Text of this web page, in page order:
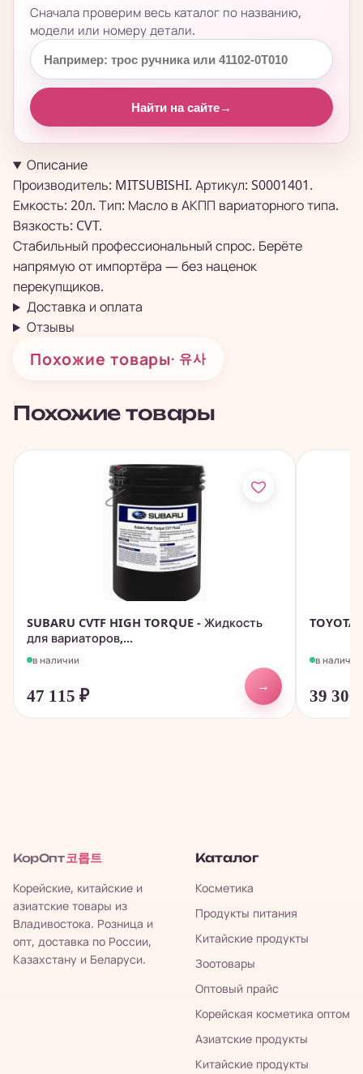
Сначала проверим весь каталог по названию,
модели или номеру детали.
Найти на сайте→
Описание
Производитель: MITSUBISHI. Артикул: S0001401.
Емкость: 20л. Тип: Масло в АКПП вариаторного типа.
Вязкость: CVT.
Стабильный профессиональный спрос. Берёте
напрямую от импортёра — без наценок
перекупщиков.
Доставка и оплата
Отзывы
Похожие товары· 유사
Похожие товары
SUBARU CVTF HIGH TORQUE - Жидкость
для вариаторов,...
в наличии
47 115 ₽
→
в наличии
39 300
КорОпт 코롭트
Корейские, китайские и
азиатские товары из
Владивостока. Розница и
опт, доставка по России,
Казахстану и Беларуси.
Каталог
Косметика
Продукты питания
Китайские продукты
Зоотовары
Оптовый прайс
Корейская косметика оптом
Азиатские продукты
Китайские продукты